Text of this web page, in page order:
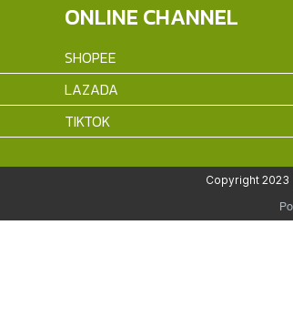
ONLINE CHANNEL
SHOPEE
LAZADA
TIKTOK
Copyright 2023